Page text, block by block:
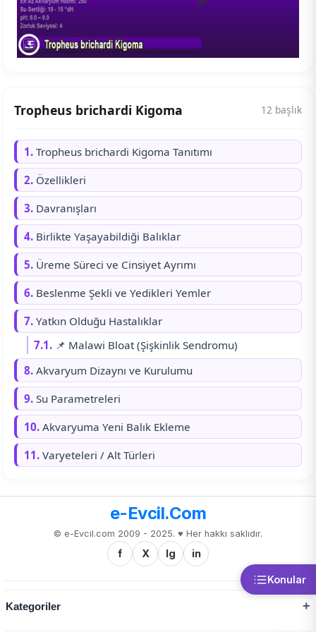
Tropheus brichardi Kigoma 12 başlık
1. Tropheus brichardi Kigoma Tanıtımı
2. Özellikleri
3. Davranışları
4. Birlikte Yaşayabildiği Balıklar
5. Üreme Süreci ve Cinsiyet Ayrımı
6. Beslenme Şekli ve Yedikleri Yemler
7. Yatkın Olduğu Hastalıklar
7.1. 📌 Malawi Bloat (Şişkinlik Sendromu)
8. Akvaryum Dizaynı ve Kurulumu
9. Su Parametreleri
10. Akvaryuma Yeni Balık Ekleme
11. Varyeteleri / Alt Türleri
Konular
e-Evcil.Com
© e-Evcil.com 2009 - 2025. ♥️ Her hakkı saklıdır.
f X Ig in
Kategoriler